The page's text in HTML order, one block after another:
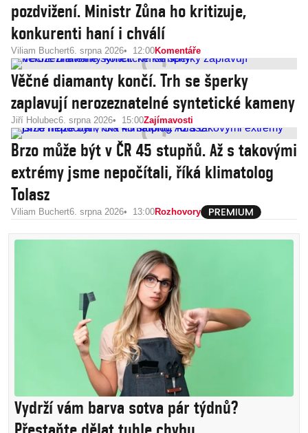
pozdvižení. Ministr Zůna ho kritizuje,
konkurenti haní i chválí
Viliam Buchert6. srpna 2026 12:00Komentáře
Věčné diamanty končí. Trh se šperky
zaplavují nerozeznatelné syntetické kameny
Jiří Holubec6. srpna 2026 15:00Zajímavosti
Brzo může být v ČR 45 stupňů. Až s takovými
extrémy jsme nepočítali, říká klimatolog
Tolasz
Viliam Buchert6. srpna 2026 13:00Rozhovory
Vydrží vám barva sotva pár týdnů?